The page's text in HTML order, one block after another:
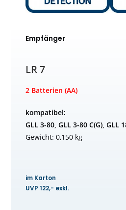
Empfänger
LR 7
2 Batterien (AA)
kompatibel:
GLL 3-80, GLL 3-80 C(G), GLL
Gewicht: 0,150 kg
im Karton
UVP 122,- exkl.